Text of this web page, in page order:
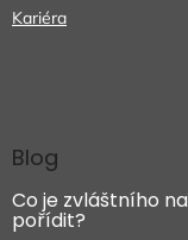
Kariéra
Blog
Co je zvláštního
pořídit?